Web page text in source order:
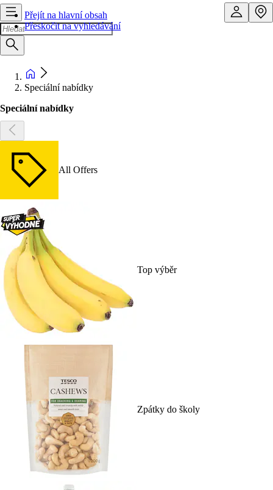
Přejít na hlavní obsah
Přeskočit na vyhledávání
Speciální nabídky
Speciální nabídky
All Offers
Top výběr
Zpátky do školy